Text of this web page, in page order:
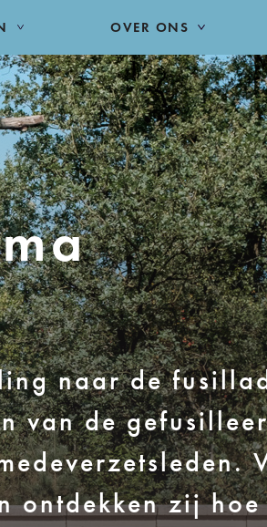
OVER ONS
naar de
van de
ontdekken zij